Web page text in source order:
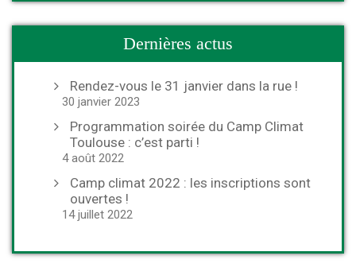
Dernières actus
Rendez-vous le 31 janvier dans la rue !
30 janvier 2023
Programmation soirée du Camp Climat
Toulouse : c’est parti !
4 août 2022
Camp climat 2022 : les inscriptions sont
ouvertes !
14 juillet 2022